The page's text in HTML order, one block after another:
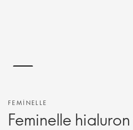
FEMINELLE
Feminelle